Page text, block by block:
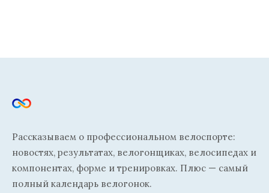
Рассказываем о профессиональном велоспорте:
новостях, результатах, велогонщиках, велосипедах и
компонентах, форме и тренировках. Плюс — самый
полный календарь велогонок.